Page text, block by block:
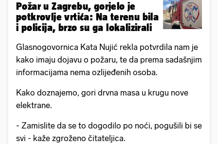
Požar u Zagrebu, gorjelo je
potkrovlje vrtića: Na terenu bila
i policija, brzo su ga lokalizirali
Glasnogovornica Kata Nujić rekla potvrdila nam je
kako imaju dojavu o požaru, te da prema sadašnjim
informacijama nema ozlijeđenih osoba.
Kako doznajemo, gori drvna masa u krugu nove
elektrane.
- Zamislite da se to dogodilo po noći, pogušili bi se
svi - kaže zgroženo čitateljica.